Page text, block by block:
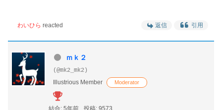
わいひら reacted 返信 引用
ｍｋ２
(@mk2_mk2)
Illustrious Member
Moderator
結合: 5年前 投稿: 9573